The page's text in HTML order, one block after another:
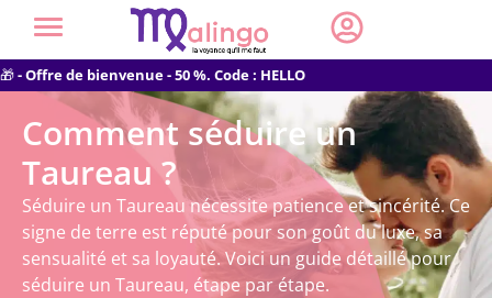
🎁- Offre de bienvenue - 50 %. Code : HELLO
Comment séduire un
Taureau ?
Séduire un Taureau nécessite patience et sincérité. Ce
signe de terre est réputé pour son goût du luxe, sa
sensualité et sa loyauté. Voici un guide détaillé pour
séduire un Taureau, étape par étape.